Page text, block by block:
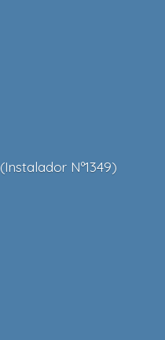
(Instalador Nº1349)